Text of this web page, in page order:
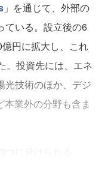
」を通じて、外部の
ている。設立後の6
円に拡大し、これ
。投資先には、エネ
光技術のほか、デジ
業外の分野も含ま